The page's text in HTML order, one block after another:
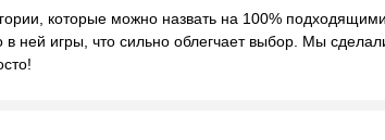
которые можно назвать на 100%
в ней игры, что сильно облегчает выбор. Мы